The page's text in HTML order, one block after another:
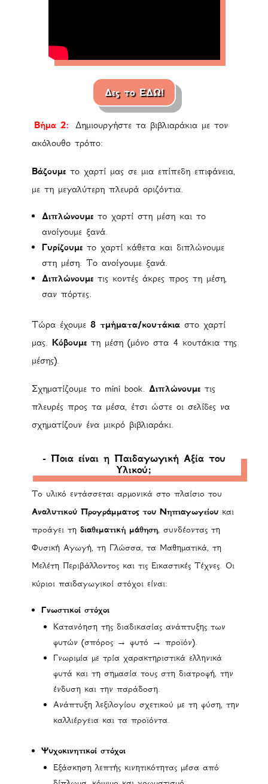
Δες το ΕΔΩ!
Βήμα 2:
Δημιουργήστε τα βιβλιαράκια με τον
ακόλουθο τρόπο:
Βάζουμετο χαρτί μας σε μια επίπεδη επιφάνεια,
με τη μεγαλύτερη πλευρά οριζόντια.
Διπλώνουμετο χαρτί στη μέση και το
ανοίγουμε ξανά.
Γυρίζουμετο χαρτί κάθετα και διπλώνουμε
στη μέση. Το ανοίγουμε ξανά.
Διπλώνουμετις κοντές άκρες προς τη μέση,
σαν πόρτες.
Τώρα έχουμε 8 τμήματα/κουτάκιαστο χαρτί
μας. Κόβουμετη μέση (μόνο στα 4 κουτάκια της
μέσης).
Σχηματίζουμε το mini book. Διπλώνουμετις
πλευρές προς τα μέσα, έτσι ώστε οι σελίδες να
σχηματίζουν ένα μικρό βιβλιαράκι.
- Ποια είναι η Παιδαγωγική Αξία του
Υλικού;
Το υλικό εντάσσεται αρμονικά στο πλαίσιο του
Αναλυτικού Προγράμματος του Νηπιαγωγείουκαι
προάγει τη διαθεματική μάθηση, συνδέοντας τη
Φυσική Αγωγή, τη Γλώσσα, τα Μαθηματικά, τη
Μελέτη Περιβάλλοντος και τις Εικαστικές Τέχνες. Οι
κύριοι παιδαγωγικοί στόχοι είναι:
Γνωστικοί στόχοι
Κατανόηση της διαδικασίας ανάπτυξης των
φυτών (σπόρος → φυτό → προϊόν).
Γνωριμία με τρία χαρακτηριστικά ελληνικά
φυτά και τη σημασία τους στη διατροφή, την
ένδυση και την παράδοση.
Ανάπτυξη λεξιλογίου σχετικού με τη φύση, την
καλλιέργεια και τα προϊόντα.
Ψυχοκινητικοί στόχοι
Εξάσκηση λεπτής κινητικότητας μέσα από